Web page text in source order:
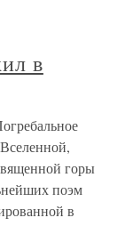
в
горы
поэм
в